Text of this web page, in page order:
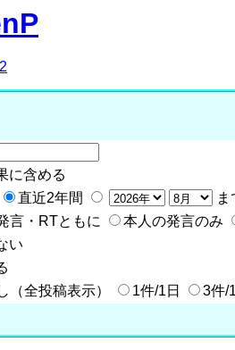
に含める
直近2年間
言・RTともに 本人の発言のみ
い
（全投稿表示） 1件/1日 3件/